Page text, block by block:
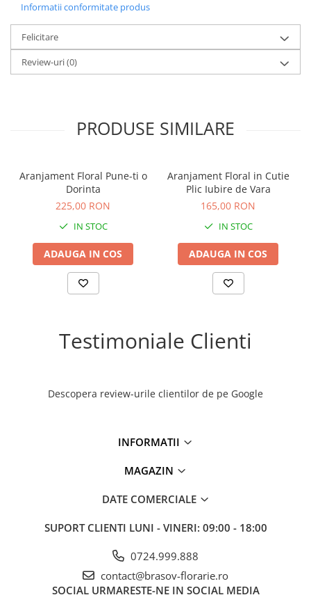
Informatii conformitate produs
Felicitare
Review-uri(0)
PRODUSE SIMILARE
Aranjament Floral Pune-ti o
Dorinta
225,00 RON
IN STOC
ADAUGA IN COS
Aranjament Floral in Cutie
Plic Iubire de Vara
165,00 RON
IN STOC
ADAUGA IN COS
Testimoniale Clienti
Descopera review-urile clientilor de pe Google
INFORMATII
MAGAZIN
DATE COMERCIALE
SUPORT CLIENTI LUNI - VINERI: 09:00 - 18:00
0724.999.888
contact@brasov-florarie.ro
SOCIAL URMARESTE-NE IN SOCIAL MEDIA